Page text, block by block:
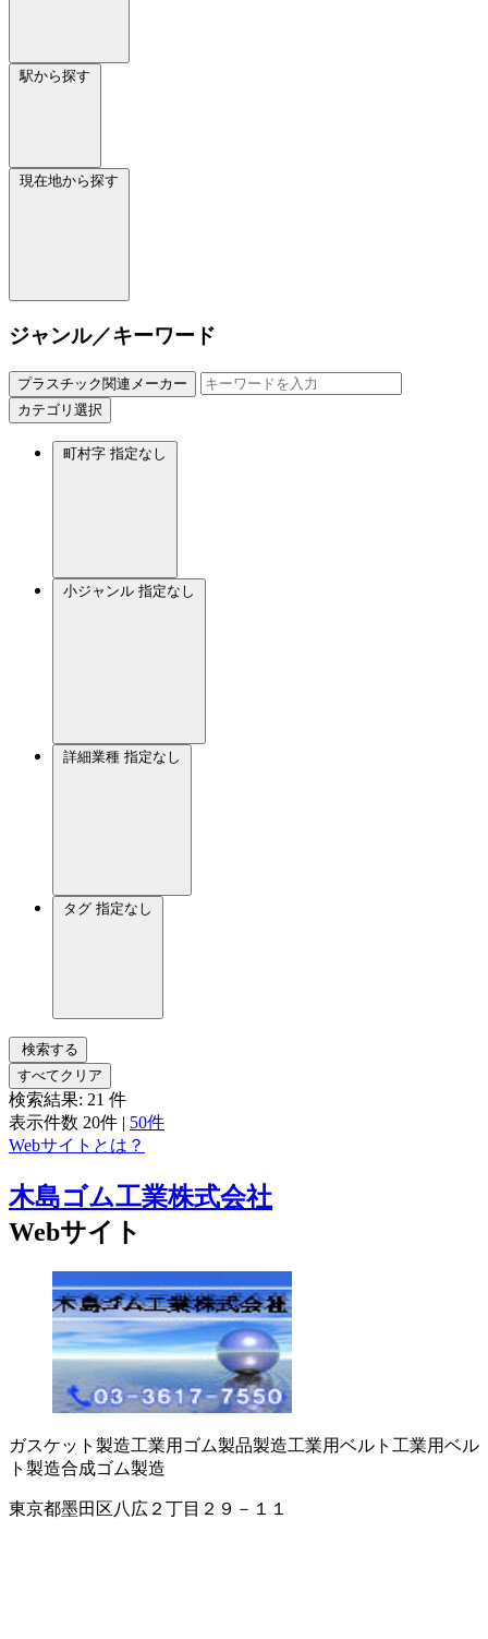
駅から探す
現在地から探す
ジャンル／キーワード
プラスチック関連メーカー
カテゴリ選択
町村字 指定なし
小ジャンル 指定なし
詳細業種 指定なし
タグ 指定なし
検索する
すべてクリア
検索結果: 21 件
表示件数 20件 | 50件
Webサイトとは？
木島ゴム工業株式会社
Webサイト
ガスケット製造工業用ゴム製品製造工業用ベルト 工業用ベル
ト製造合成ゴム製造
東京都墨田区八広２丁目２９－１１